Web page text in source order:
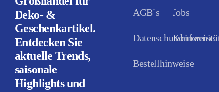
Deko- &
Geschenkartikel.
Entdecken Sie
aktuelle Trends,
saisonale
Highlights und
AGB`s
Datenschutzhinweise
Bestellhinweise
Jobs